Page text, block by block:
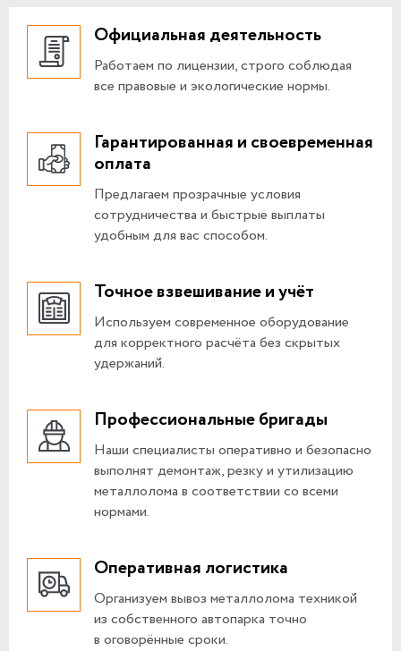
Официальная деятельность
Работаем по лицензии, строго соблюдая
все правовые и экологические нормы.
Гарантированная и своевременная
оплата
Предлагаем прозрачные условия
сотрудничества и быстрые выплаты
удобным для вас способом.
Точное взвешивание и учёт
Используем современное оборудование
для корректного расчёта без скрытых
удержаний.
Профессиональные бригады
Наши специалисты оперативно и безопасно
выполнят демонтаж, резку и утилизацию
металлолома в соответствии со всеми
нормами.
Оперативная логистика
Организуем вывоз металлолома техникой
из собственного автопарка точно
в оговорённые сроки.